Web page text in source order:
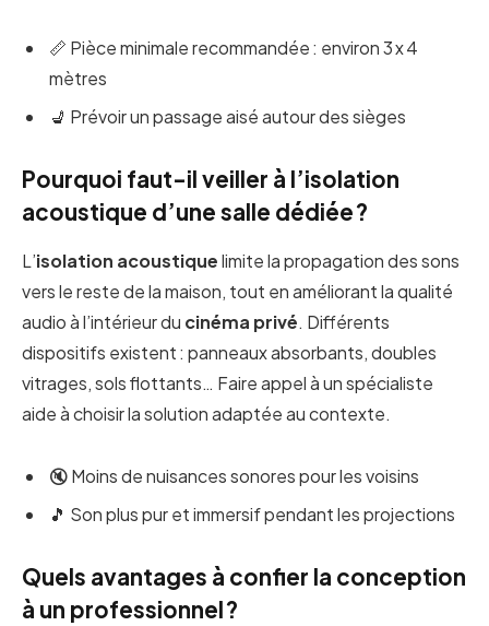
📏 Pièce minimale recommandée : environ 3 x 4
mètres
💺 Prévoir un passage aisé autour des sièges
Pourquoi faut-il veiller à l’isolation
acoustique d’une salle dédiée ?
L’isolation acoustiquelimite la propagation des sons
vers le reste de la maison, tout en améliorant la qualité
audio à l’intérieur du cinéma privé. Différents
dispositifs existent : panneaux absorbants, doubles
vitrages, sols flottants… Faire appel à un spécialiste
aide à choisir la solution adaptée au contexte.
🔇 Moins de nuisances sonores pour les voisins
🎵 Son plus pur et immersif pendant les projections
Quels avantages à confier la conception
à un professionnel ?